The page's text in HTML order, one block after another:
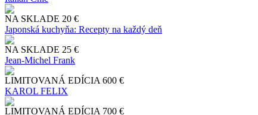
NA SKLADE 20 €
Japonská kuchyňa: Recepty na každý deň
NA SKLADE 25 €
Jean-Michel Frank
LIMITOVANÁ EDÍCIA 600 €
KAROL FELIX
LIMITOVANÁ EDÍCIA 700 €